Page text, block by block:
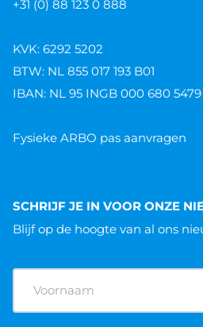
Wie mag de NEN
Wie mag de NEN 3140
laagspanning en elektrische